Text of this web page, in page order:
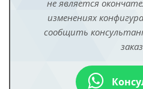
не является
изменениях
сообщить